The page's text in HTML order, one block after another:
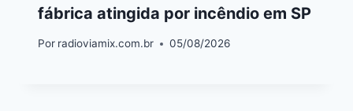
fábrica atingida por incêndio em SP
Por radioviamix.com.br 05/08/2026